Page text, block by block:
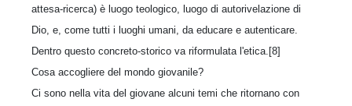
attesa-ricerca) è luogo teologico, luogo di autorivelazione di
Dio, e, come tutti i luoghi umani, da educare e autenticare.
Dentro questo concreto-storico va riformulata l'etica.[8]
Cosa accogliere del mondo giovanile?
Ci sono nella vita del giovane alcuni temi che ritornano con